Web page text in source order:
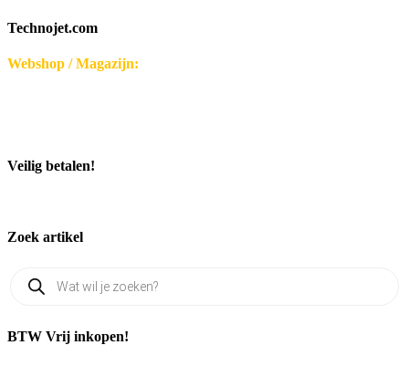
Technojet.com
Webshop / Magazijn:
Veilig betalen!
Zoek artikel
Producten
zoeken
BTW Vrij inkopen!